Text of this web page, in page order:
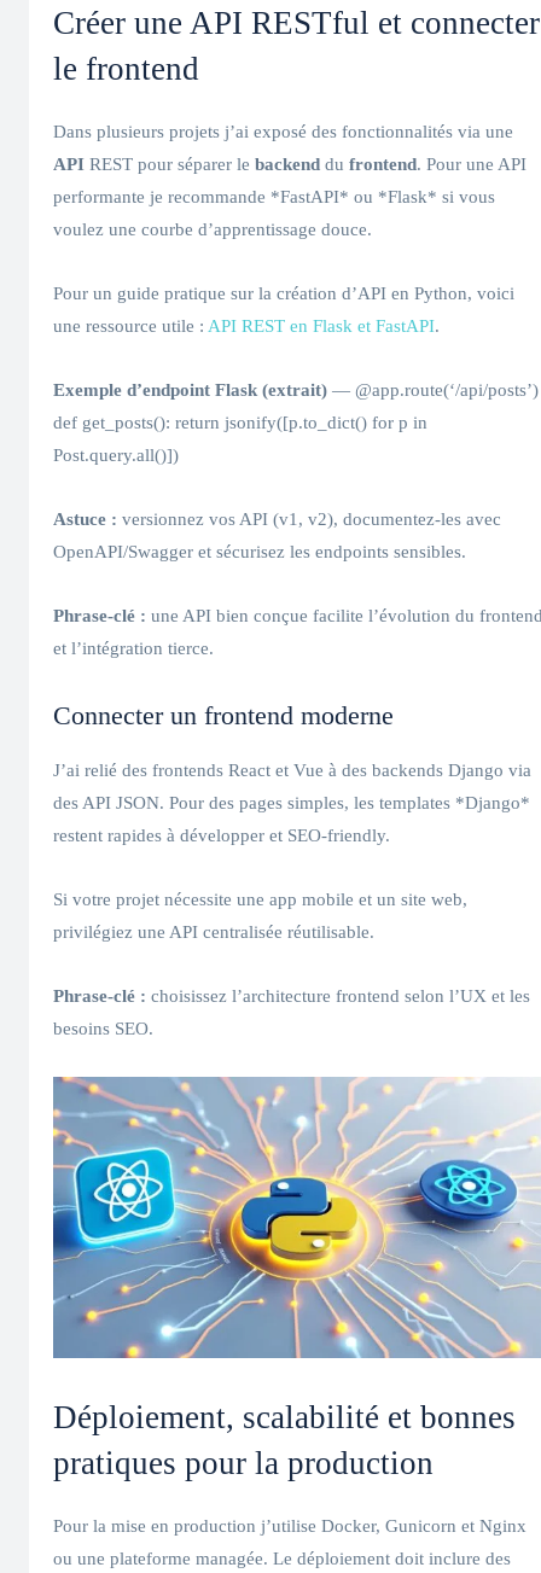
Créer une API RESTful et connecter
le frontend
Dans plusieurs projets j’ai exposé des fonctionnalités via une
API REST pour séparer le backend du frontend. Pour une API
performante je recommande *FastAPI* ou *Flask* si vous
voulez une courbe d’apprentissage douce.
Pour un guide pratique sur la création d’API en Python, voici
une ressource utile : API REST en Flask et FastAPI.
Exemple d’endpoint Flask (extrait) — @app.route(‘/api/posts’)
def get_posts(): return jsonify([p.to_dict() for p in
Post.query.all()])
Astuce : versionnez vos API (v1, v2), documentez‑les avec
OpenAPI/Swagger et sécurisez les endpoints sensibles.
Phrase-clé : une API bien conçue facilite l’évolution du
et l’intégration tierce.
Connecter un frontend moderne
J’ai relié des frontends React et Vue à des backends Django via
des API JSON. Pour des pages simples, les templates *Django*
restent rapides à développer et SEO‑friendly.
Si votre projet nécessite une app mobile et un site web,
privilégiez une API centralisée réutilisable.
Phrase-clé : choisissez l’architecture frontend selon l’UX et les
besoins SEO.
Déploiement, scalabilité et bonnes
pratiques pour la production
Pour la mise en production j’utilise Docker, Gunicorn et Nginx
ou une plateforme managée. Le déploiement doit inclure des